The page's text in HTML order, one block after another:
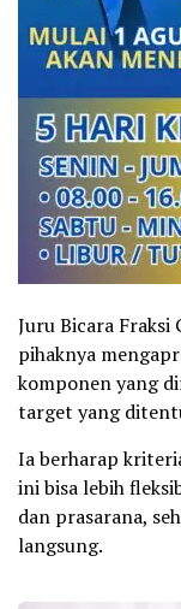
Juru Bicara
pihaknya
komponen yang
target yang
Ia berharap
ini bisa lebih
dan prasarana,
langsung.